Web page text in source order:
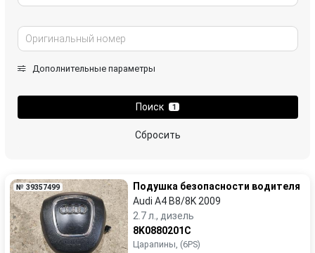
Дополнительные параметры
Поиск 1
Сбросить
№ 39357499
Подушка безопасности водителя
Audi A4 B8/8K 2009
2.7 л., дизель
8K0880201C
Царапины, (6PS)